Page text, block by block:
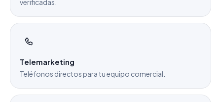
verificadas.
Telemarketing
Teléfonos directos para tu equipo comercial.